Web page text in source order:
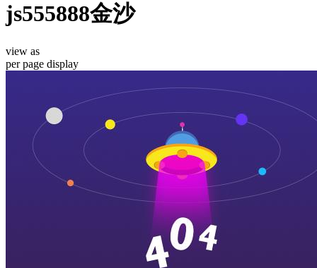
js555888金沙
view as
per page display